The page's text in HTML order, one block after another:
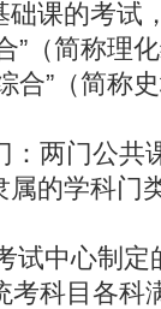
课的考试
”（简称理
合”（简称
：两门公共
的学科门
试中心制
科目各科